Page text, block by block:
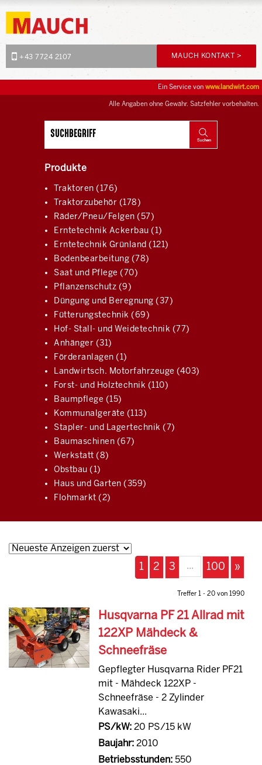
+43 7724 2107 MAUCH KONTAKT >
Alle Angaben ohne Gewähr. Satzfehler vorbehalten.
Ein Service von www.landwirt.com
Produkte
Traktoren (176)
Traktorzubehör (178)
Räder/Pneu/Felgen (57)
Erntetechnik Ackerbau (1)
Erntetechnik Grünland (121)
Bodenbearbeitung (78)
Saat und Pflege (70)
Pflanzenschutz (9)
Düngung und Beregnung (37)
Fütterungstechnik (69)
Hof- Stall- und Weidetechnik (77)
Anhänger (31)
Förderanlagen (1)
Landwirtsch. Motorfahrzeuge (403)
Forst- und Holztechnik (110)
Baumpflege (15)
Kommunalgeräte (113)
Stapler- und Lagertechnik (7)
Baumaschinen (67)
Werkstatt (8)
Obstbau (1)
Haus und Garten (359)
Flohmarkt (2)
1 2 3 ... 100 »
Treffer 1 - 20 von 1990
Husqvarna PF 21 Allrad mit
122XP Mähdeck &
Schneefräse
Gepflegter Husqvarna Rider PF21
mit - Mähdeck 122XP -
Schneefräse - 2 Zylinder
Kawasaki...
PS/kW:20 PS/15 kW
Baujahr:2010
Betriebsstunden:550